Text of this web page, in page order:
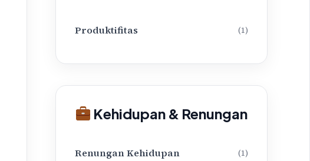
Produktifitas (1)
Kehidupan & Renungan
Renungan Kehidupan (1)